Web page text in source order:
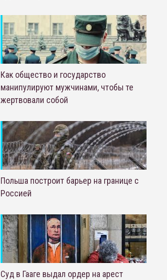
Как общество и государство
манипулируют мужчинами, чтобы те
жертвовали собой
Польша построит барьер на границе с
Россией
Суд в Гааге выдал ордер на арест